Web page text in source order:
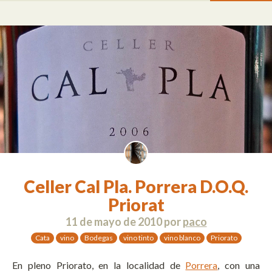
Celler Cal Pla. Porrera D.O.Q.
Priorat
11 de mayo de 2010porpaco
Cata vino Bodegas vino tinto vino blanco Priorato
En pleno Priorato, en la localidad de Porrera, con una